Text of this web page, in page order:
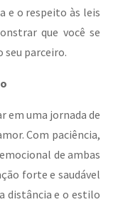
e o respeito às leis
que você se
seu parceiro.
em uma jornada de
Com paciência,
de ambas
forte e saudável
distância e o estilo